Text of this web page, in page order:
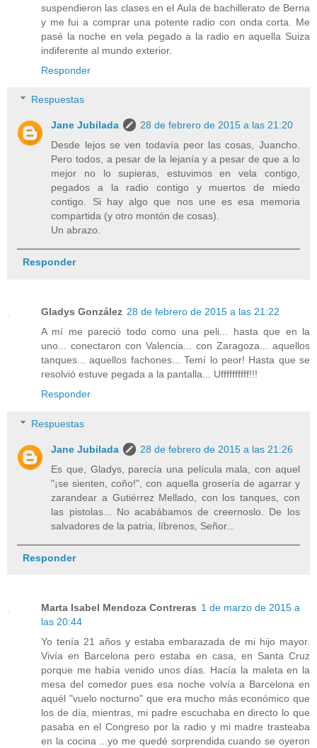
suspendieron las clases en el Aula de bachillerato de Berna
y me fui a comprar una potente radio con onda corta. Me
pasé la noche en vela pegado a la radio en aquella Suiza
indiferente al mundo exterior.
Responder
Respuestas
Jane Jubilada
28 de febrero de 2015 a las 21:20
Desde lejos se ven todavía peor las cosas, Juancho.
Pero todos, a pesar de la lejanía y a pesar de que a lo
mejor no lo supieras, estuvimos en vela contigo,
pegados a la radio contigo y muertos de miedo
contigo. Si hay algo que nos une es esa memoria
compartida (y otro montón de cosas).
Un abrazo.
Responder
Gladys González 28 de febrero de 2015 a las 21:22
A mí me pareció todo como una peli... hasta que en la
uno... conectaron con Valencia... con Zaragoza... aquellos
tanques... aquellos fachones... Temí lo peor! Hasta que se
resolvió estuve pegada a la pantalla... Uffffffffff!!!
Responder
Respuestas
Jane Jubilada
28 de febrero de 2015 a las 21:26
Es que, Gladys, parecía una película mala, con aquel
"¡se sienten, coño!", con aquella grosería de agarrar y
zarandear a Gutiérrez Mellado, con los tanques, con
las pistolas... No acabábamos de creernoslo. De los
salvadores de la patria, líbrenos, Señor...
Responder
Marta Isabel Mendoza Contreras 1 de marzo de 2015 a
las 20:44
Yo tenía 21 años y estaba embarazada de mi hijo mayor.
Vivía en Barcelona pero estaba en casa, en Santa Cruz
porque me había venido unos días. Hacía la maleta en la
mesa del comedor pues esa noche volvía a Barcelona en
aquél "vuelo nocturno" que era mucho más económico que
los de día, mientras, mi padre escuchaba en directo lo que
pasaba en el Congreso por la radio y mi madre trasteaba
en la cocina ...yo me quedé sorprendida cuando se oyeron